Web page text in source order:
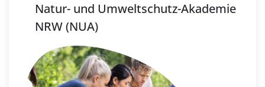
Natur- und Umweltschutz-Akademie
NRW (NUA)